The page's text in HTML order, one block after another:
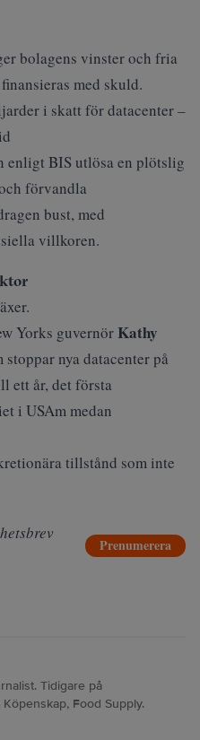
bolagens vinster och fria
med skuld.
i skatt för datacenter –
enligt BIS utlösa en plötslig
förvandla
bust, med
villkoren.
Yorks guvernörKathy
nya datacenter på
ett år, det första
i USAm medan
tillstånd som inte
Prenumerera
Tidigare på
Food Supply.